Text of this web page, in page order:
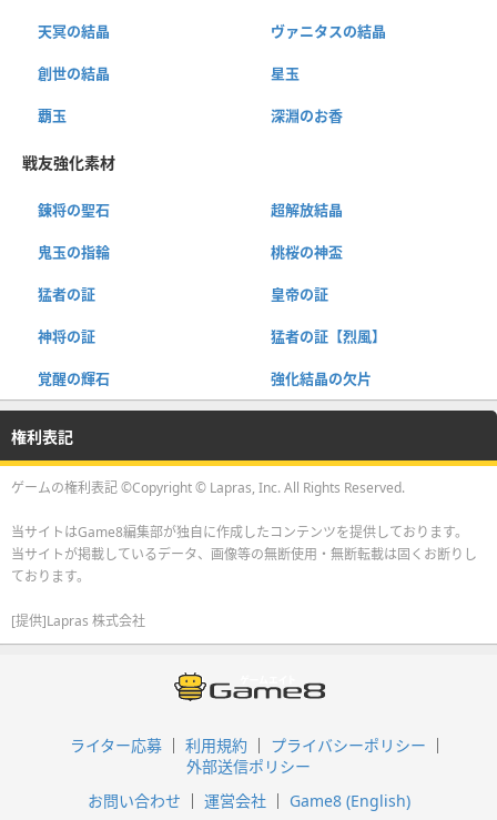
天冥の結晶 ヴァニタスの結晶
創世の結晶 星玉
覇玉 深淵のお香
戦友強化素材
錬将の聖石 超解放結晶
鬼玉の指輪 桃桜の神盃
猛者の証 皇帝の証
神将の証 猛者の証【烈風】
覚醒の輝石 強化結晶の欠片
権利表記
ゲームの権利表記 ©Copyright © Lapras, Inc. All Rights Reserved.
当サイトはGame8編集部が独自に作成したコンテンツを提供しております。
当サイトが掲載しているデータ、画像等の無断使用・無断転載は固くお断りし
ております。
[提供]Lapras 株式会社
ライター応募 利用規約
プライバシーポリシー
外部送信ポリシー
お問い合わせ
運営会社 Game8 (English)